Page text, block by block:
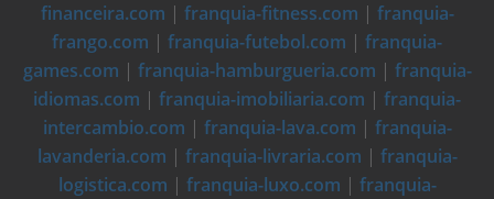
financeira.com | franquia-fitness.com | franquia-
frango.com | franquia-futebol.com | franquia-
games.com | franquia-hamburgueria.com | franquia-
idiomas.com | franquia-imobiliaria.com | franquia-
intercambio.com | franquia-lava.com | franquia-
lavanderia.com | franquia-livraria.com | franquia-
logistica.com | franquia-luxo.com | franquia-